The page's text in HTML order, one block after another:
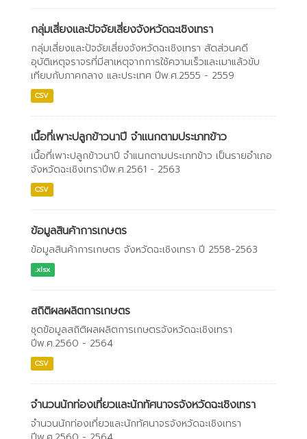
กลุ่มเสี่ยงและปัจจัยเสี่ยงจังหวัดฉะเชิงเทรา
กลุ่มเสี่ยงและปัจจัยเสี่ยงจังหวัดฉะเชิงเทรา สัดส่วนคดี
อุบัติเหตุจราจรที่มีสาเหตุจากการใช้ความเร็วและเมาแล้วขับ
เทียบกับภาคกลาง และประเทศ ปีพ.ศ.2555 - 2559
CSV
เนื้อที่เพาะปลูกข้าวนาปี จำแนกตามประเภทข้าว
เนื้อที่เพาะปลูกข้าวนาปี จำแนกตามประเภทข้าว เป็นรายอำเภอ
จังหวัดฉะเชิงเทราปีพ.ศ.2561 - 2563
CSV
ข้อมูลสินค้าการเกษตร
ข้อมูลสินค้าการเกษตร จังหวัดฉะเชิงเทรา ปี 2558-2563
.xlsx
สถิติผลผลิตการเกษตร
ชุดข้อมูลสถิติผลผลิตการเกษตรจังหวัดฉะเชิงเทรา
ปีพ.ศ.2560 - 2564
CSV
จำนวนนักท่องเที่ยวและนักทัศนาจรจังหวัดฉะเชิงเทรา
จำนวนนักท่องเที่ยวและนักทัศนาจรจังหวัดฉะเชิงเทรา